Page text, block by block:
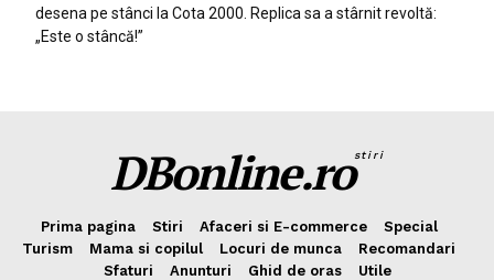
desena pe stânci la Cota 2000. Replica sa a stârnit revoltă:
„Este o stâncă!”
DBonline.rostiri
Prima pagina Stiri Afaceri si E-commerce
Special
Turism
Mama si copilul Locuri de munca
Recomandari
Sfaturi
Anunturi Ghid de oras Utile